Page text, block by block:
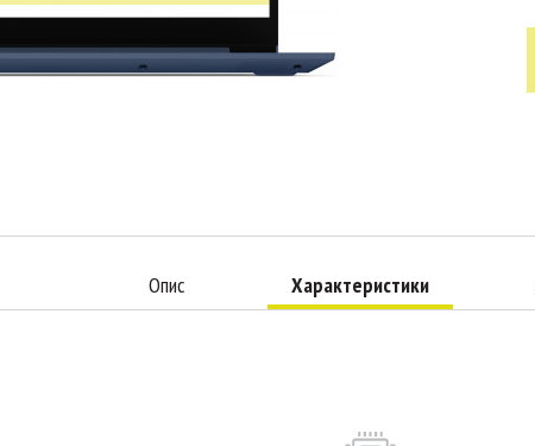
Опис Характеристики